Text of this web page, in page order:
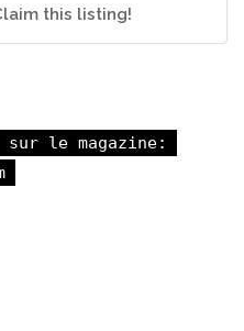
this listing!
le magazine: